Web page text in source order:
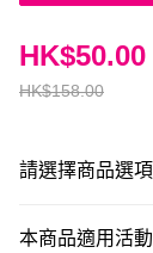
HK$158.00
HK$50.00
請選擇商品選項
本商品適用活動